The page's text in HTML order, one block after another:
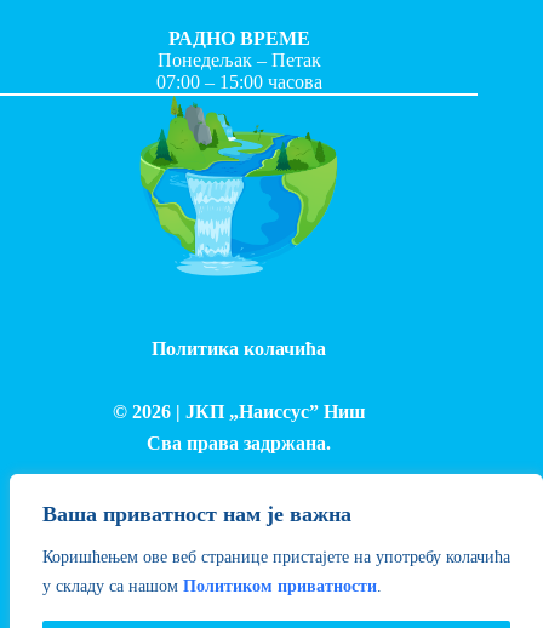
Ваша приватност нам је важна
Коришћењем ове веб странице пристајете на употребу колачића
у складу са нашом Политиком приватности.
РАДНО ВРЕМЕ
Понедељак – Петак
07:00 – 15:00 часова
Политика колачића
© 2026 | ЈКП „Наиссус” Ниш
Сва права задржана.
Израда и одржавање сајта - Лука Петровић